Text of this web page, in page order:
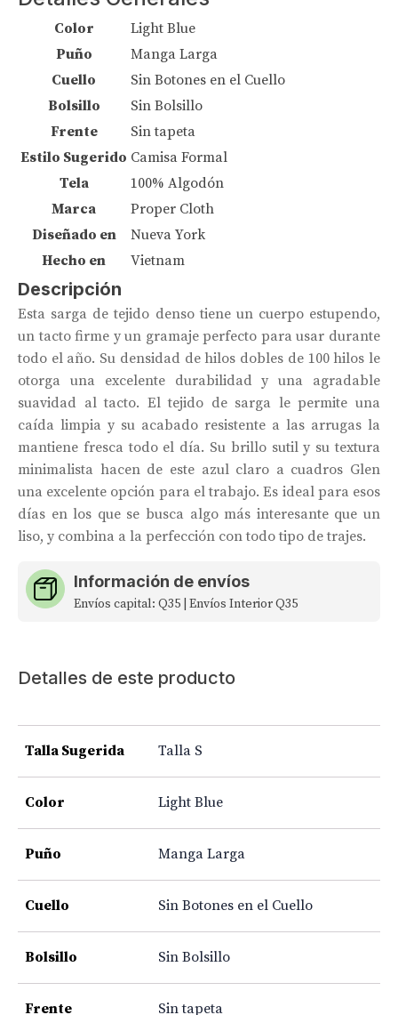
Color
Light Blue
Puño
Manga Larga
Cuello
Sin Botones en el Cuello
Bolsillo
Sin Bolsillo
Frente
Sin tapeta
Estilo Sugerido Camisa Formal
Tela
100% Algodón
Marca
Proper Cloth
Diseñado en
Nueva York
Hecho en
Vietnam
Descripción
Esta sarga de tejido denso tiene un cuerpo estupendo,
un tacto firme y un gramaje perfecto para usar durante
todo el año. Su densidad de hilos dobles de 100 hilos le
otorga una excelente durabilidad y una agradable
suavidad al tacto. El tejido de sarga le permite una
caída limpia y su acabado resistente a las arrugas la
mantiene fresca todo el día. Su brillo sutil y su textura
minimalista hacen de este azul claro a cuadros Glen
una excelente opción para el trabajo. Es ideal para esos
días en los que se busca algo más interesante que un
liso, y combina a la perfección con todo tipo de trajes.
Información de envíos
Envíos capital: Q35 | Envíos Interior Q35
Detalles de este producto
Talla Sugerida Talla S
Color Light Blue
Puño Manga Larga
Cuello Sin Botones en el Cuello
Bolsillo Sin Bolsillo
Frente Sin tapeta